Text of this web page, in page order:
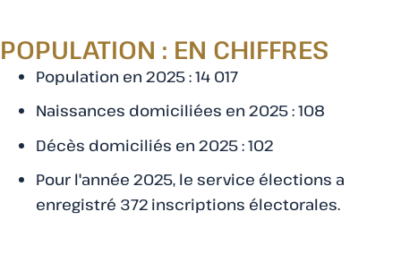
POPULATION : EN CHIFFRES
Population en 2025 : 14 017
Naissances domiciliées en 2025 : 108
Décès domiciliés en 2025 : 102
Pour l'année 2025, le service élections a
enregistré 372 inscriptions électorales.